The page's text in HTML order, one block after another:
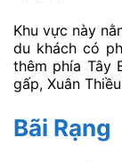
Khu vực này
du khách có
thêm phía Tây
gấp, Xuân
Bãi Rạng